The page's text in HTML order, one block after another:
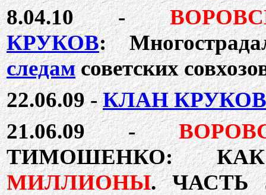
8.04.10 -
КРУКОВ:
следамсоветских
22.06.09 - КЛАН КРУКОВ
21.06.09 -
ТИМОШЕНКО:
МИЛЛИОНЫ. ЧАСТЬ